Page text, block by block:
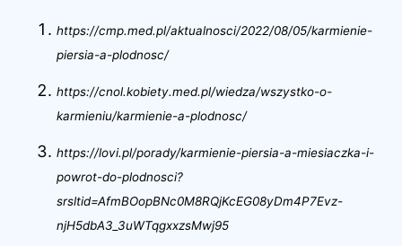
https://cmp.med.pl/aktualnosci/2022/08/05/karmienie-
piersia-a-plodnosc/
https://cnol.kobiety.med.pl/wiedza/wszystko-o-
karmieniu/karmienie-a-plodnosc/
https://lovi.pl/porady/karmienie-piersia-a-miesiaczka-i-
powrot-do-plodnosci?
srsltid=AfmBOopBNc0M8RQjKcEG08yDm4P7Evz-
njH5dbA3_3uWTqgxxzsMwj95